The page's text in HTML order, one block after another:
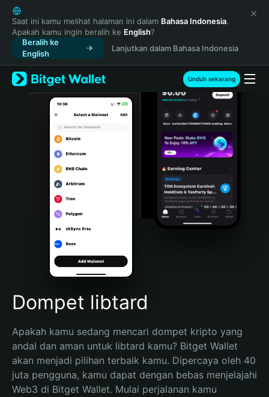
English
日本語
Tiếng Việt
Русский
Español (Latinoamérica)
Türkçe
Italiano
Português (Portugal)
Bahasa Indonesia
Português (Brasil)
Español (Argentina)
Saat ini kamu melihat halaman ini dalam Bahasa Indonesia.
Apakah kamu ingin beralih ke English?
Beralih ke
English
Lanjutkan dalam Bahasa Indonesia
Unduh sekarang
Dompet libtard
Apakah kamu sedang mencari dompet kripto yang
andal dan aman untuk libtard kamu? Bitget Wallet
akan menjadi pilihan terbaik kamu. Dipercaya oleh 40
juta pengguna, kamu dapat dengan bebas menjelajahi
Web3 di Bitget Wallet. Mulai perjalanan kamu